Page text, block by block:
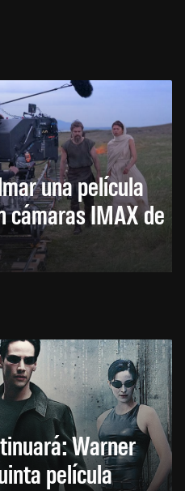
una película
cámaras IMAX de
Warner
película